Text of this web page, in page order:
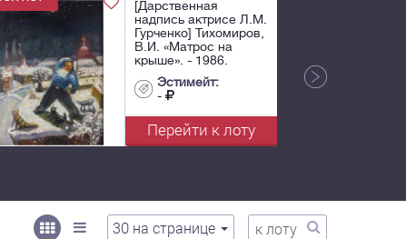
[Дарственная
надпись актрисе Л.М.
Гурченко] Тихомиров,
В.И. «Матрос на
крыше». - 1986.
Холст, масло. - 60х46
см. Эстимейт:
-
Перейти к лоту
30на странице